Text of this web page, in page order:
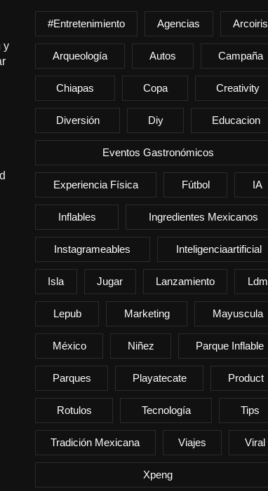
y
#entretenimiento Agencias Arcoiris
Arqueología Autos Campaña
Chiapas Copa Creativity
Diversión Diy Educacion
Eventos Gastronómicos
Experiencia Física Fútbol IA
Inflables Ingredientes Mexicanos
Instagrameables Inteligenciaartificial
Isla Jugar Lanzamiento Ldm
Lepub Marketing Mayuscula
México Niñez Parque Inflable
Parques Playatecate Product
Rotulos Tecnología Tips
Tradición Mexicana Viajes Viral
Xpeng